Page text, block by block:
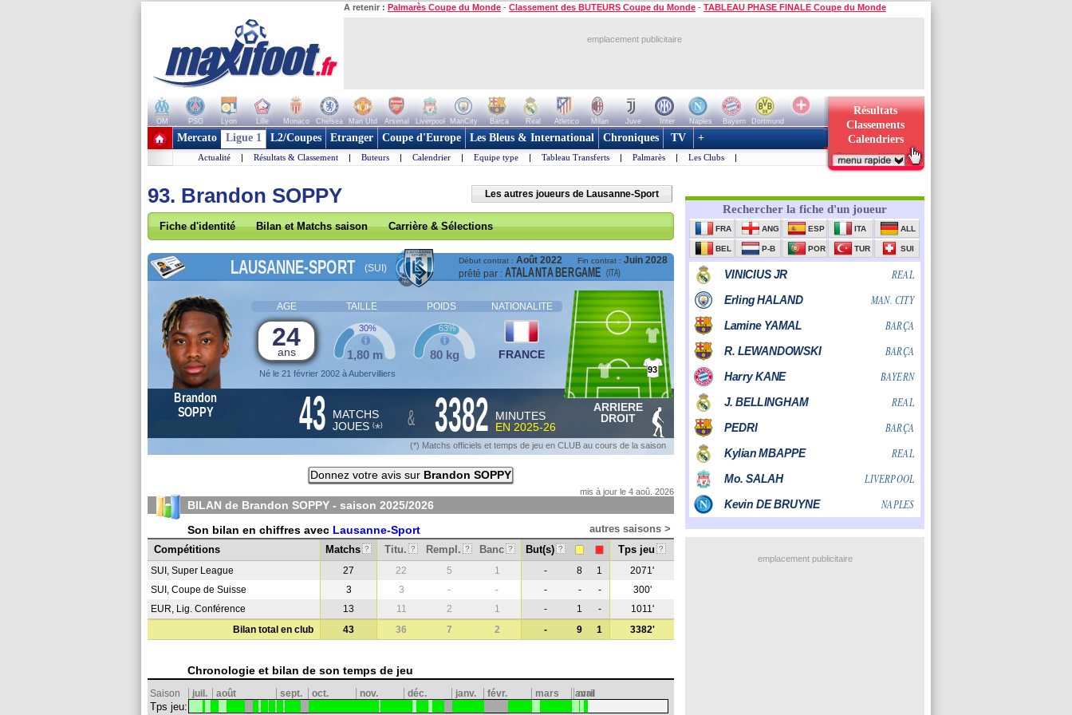
A retenir : Palmarès Coupe du Monde - Classement des BUTEURS Coupe du Monde - TABLEAU PHASE FINALE Coupe du Monde
emplacement publicitaire
OM PSG Lyon Lille Monaco Chelsea Man Utd Arsenal Liverpool ManCity Barca Real Atletico Milan Juve Inter Naples Bayern
Dortmund
+ de clubs
Résultats
Classements
Calendriers
Mercato Ligue 1 L2/Coupes Etranger Coupe d'Europe Les Bleus & International Chroniques TV +
Actualité | Résultats & Classement | Buteurs | Calendrier | Equipe type | Tableau Transferts | Palmarès | Les Clubs |
93. Brandon SOPPY Les autres joueurs de Lausanne-Sport
Fiche d'identité Bilan et Matchs saison Carrière & Sélections
LAUSANNE-SPORT (SUI)
Début contrat : Août 2022 Fin contrat : Juin 2028
prêté par : ATALANTA BERGAME (ITA)
AGE TAILLE POIDS NATIONALITE
24
ans
Né le 21 février 2002 à Aubervilliers
1,80 m
30%
80 kg
63%
FRANCE
93
Brandon
SOPPY
43 MATCHS
JOUES (*) & 3382 MINUTES
EN 2025-26
ARRIERE
DROIT
(*) Matchs officiels et temps de jeu en CLUB au cours de la saison
Donnez votre avis sur Brandon SOPPY
mis à jour le 4 aoû. 2026
BILAN de Brandon SOPPY - saison 2025/2026
Son bilan en chiffres avec Lausanne-Sport
autres saisons >
Compétitions
Matchs ? Titu. ? Rempl. ? Banc ? But(s) ? Tps jeu ?
SUI, Super League 27 22 5 1 - 8 1
2071'
SUI, Coupe de Suisse
3 3 - - - - -
300'
EUR, Lig. Conférence
13 11 2 1 - 1 -
1011'
Bilan total en club
43 36 7 2 - 9 1 3382'
Chronologie et bilan de son temps de jeu
Saison juil. août sept. oct. nov. déc. janv. févr. mars avril
mai
Tps jeu:
emplacement publicitaire